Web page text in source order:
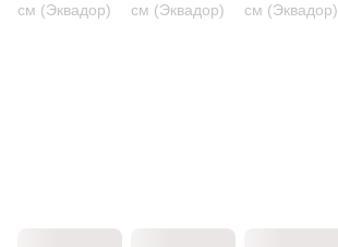
см (Эквадор)
см (Эквадор)
см (Эквадор)